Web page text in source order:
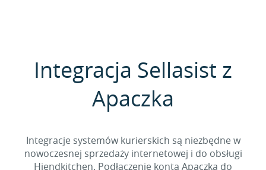
Integracja Sellasist z
Apaczka
Integracje systemów kurierskich są niezbędne w
nowoczesnej sprzedaży internetowej i do obsługi
Hiendkitchen. Podłączenie konta Apaczka do